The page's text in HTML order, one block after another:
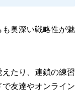
奥深い戦略性が魅
たり、連鎖の練習
友達やオンライン